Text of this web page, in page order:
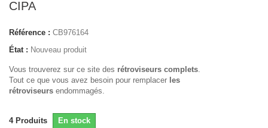
CIPA
Référence : CB976164
État : Nouveau produit
Vous trouverez sur ce site des rétroviseurs complets.
Tout ce que vous avez besoin pour remplacer les
rétroviseurs endommagés.
4 Produits En stock